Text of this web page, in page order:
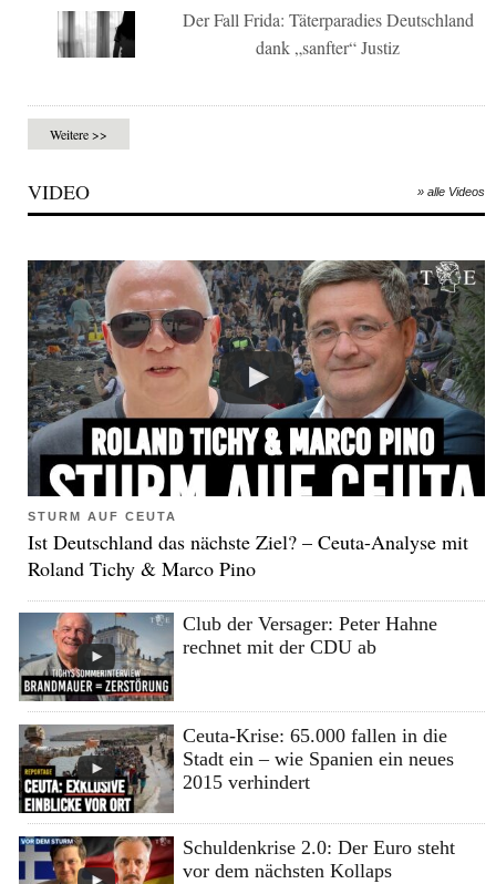
Der Fall Frida: Täterparadies Deutschland
dank „sanfter“ Justiz
Weitere >>
VIDEO » alle Videos
STURM AUF CEUTA
Ist Deutschland das nächste Ziel? – Ceuta-Analyse mit
Roland Tichy & Marco Pino
Club der Versager: Peter Hahne
rechnet mit der CDU ab
Ceuta-Krise: 65.000 fallen in die
Stadt ein – wie Spanien ein neues
2015 verhindert
Schuldenkrise 2.0: Der Euro steht
vor dem nächsten Kollaps